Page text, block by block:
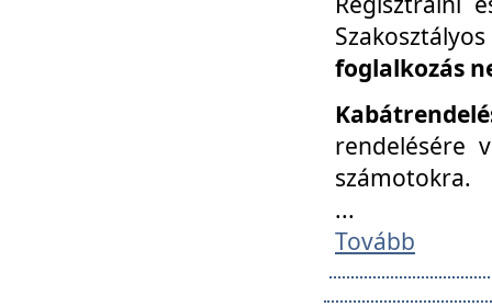
foglalkozás
rendelésére
számotokra.
...
Tovább